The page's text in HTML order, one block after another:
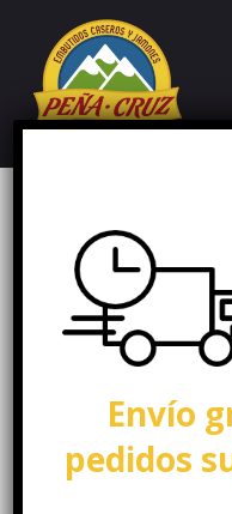
Envío
pedidos